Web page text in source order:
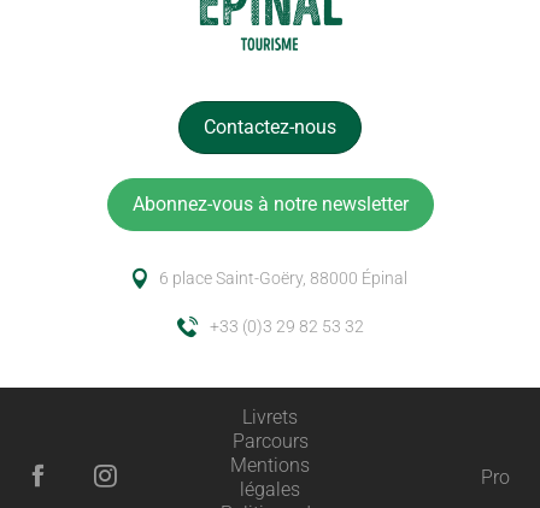
Contactez-nous
Abonnez-vous à notre newsletter
6 place Saint-Goëry, 88000 Épinal
+33 (0)3 29 82 53 32
Livrets
Parcours
Mentions
légales
Pro